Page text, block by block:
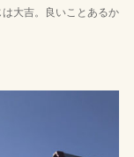
大吉。良いことあるか